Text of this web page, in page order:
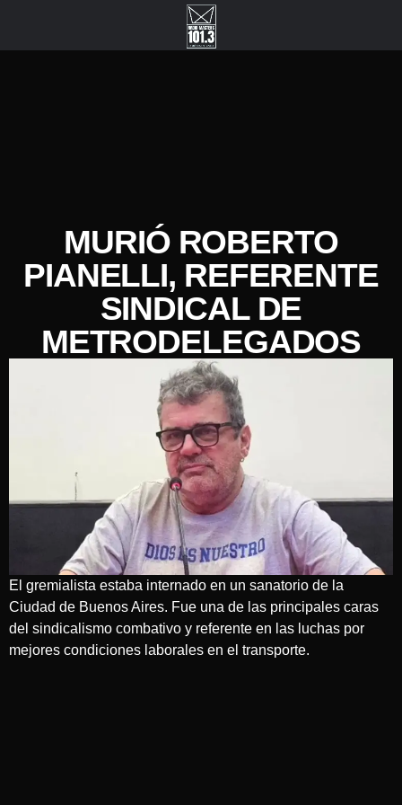
MURIÓ ROBERTO
PIANELLI, REFERENTE
SINDICAL DE
METRODELEGADOS
El gremialista estaba internado en un sanatorio de la
Ciudad de Buenos Aires. Fue una de las principales caras
del sindicalismo combativo y referente en las luchas por
mejores condiciones laborales en el transporte.